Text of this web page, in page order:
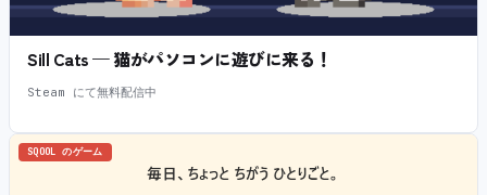
Sill Cats — 猫がパソコンに遊びに来る！
Steam にて無料配信中
SQOOL のゲーム